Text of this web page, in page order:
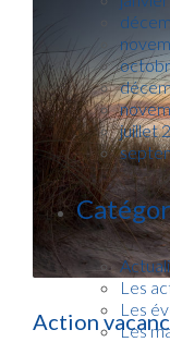
Action
juillet
Les
Les
Les